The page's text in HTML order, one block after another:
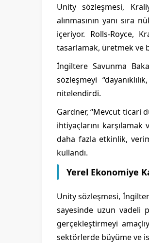
Unity sözleşmesi,
alınmasının yanı sıra
içeriyor. Rolls-Royce,
tasarlamak, üretmek ve
İngiltere Savunma
sözleşmeyi
nitelendirdi.
Gardner, “Mevcut ticari
ihtiyaçlarını
daha fazla etkinlik,
kullandı.
Yerel Ekonomiye
Unity sözleşmesi,
sayesinde uzun vadeli
gerçekleştirmeyi
sektörlerde büyüme ve